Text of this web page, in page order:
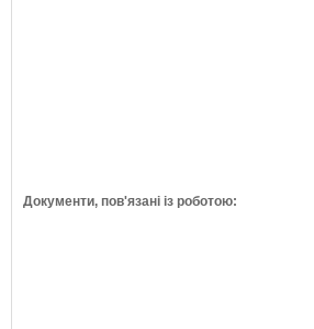
Документи, пов'язані із роботою: